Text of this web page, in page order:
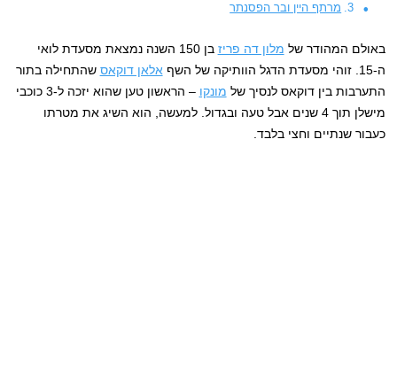
מרתף היין ובר הפסנתר
באולם המהודר של מלון דה פריז
בן 150 השנה נמצאת מסעדת לואי
ה-15. זוהי מסעדת הדגל הוותיקה של השף
אלאן דוקאס שהתחילה בתור
התערבות בין דוקאס לנסיך של מונקו
– הראשון טען שהוא יזכה ל-3 כוכבי
מישלן תוך 4 שנים אבל טעה ובגדול. למעשה, הוא השיג את מטרתו
כעבור שנתיים וחצי בלבד.